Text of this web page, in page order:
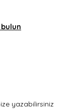
yazabilirsiniz